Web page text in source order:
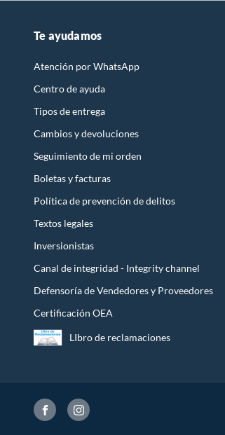
Te ayudamos
Atención por WhatsApp
Centro de ayuda
Tipos de entrega
Cambios y devoluciones
Seguimiento de mi orden
Boletas y facturas
Política de prevención de delitos
Textos legales
Inversionistas
Canal de integridad - Integrity channel
Defensoría de Vendedores y Proveedores
Certificación OEA
LIbro de reclamaciones